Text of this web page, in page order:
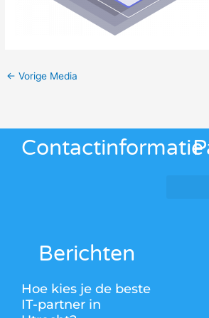
← Vorige Media
Contactinformatie
Berichten
Hoe kies je de beste
IT-partner in